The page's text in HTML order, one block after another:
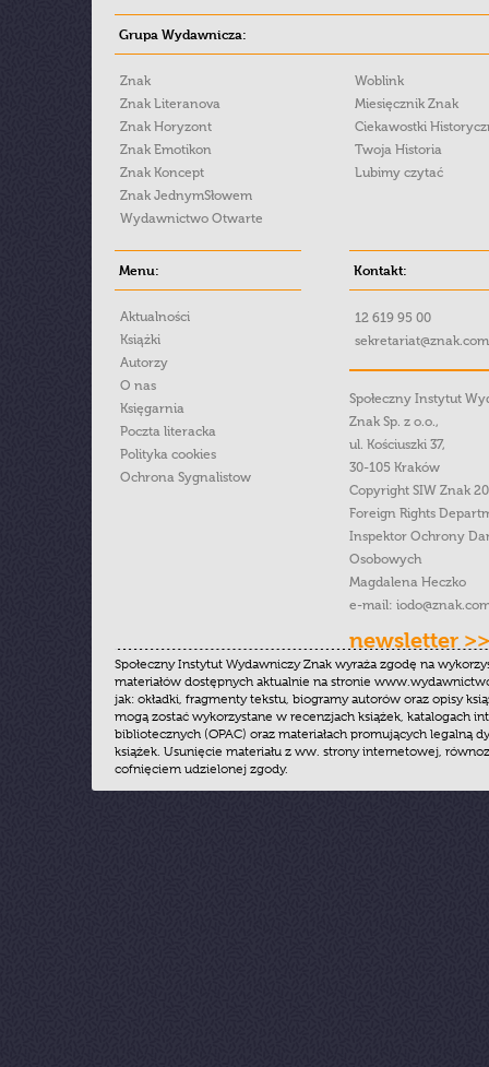
Grupa Wydawnicza:
Znak
Znak Literanova
Znak Horyzont
Znak Emotikon
Znak Koncept
Znak JednymSłowem
Wydawnictwo Otwarte
Woblink
Miesięcznik Znak
Ciekawostki
Twoja Historia
Lubimy czytać
Menu:
Aktualności
Książki
Autorzy
O nas
Księgarnia
Poczta literacka
Polityka cookies
Ochrona Sygnalistow
Kontakt:
12 619 95 00
Społeczny Instytut
Znak Sp. z o.o.,
ul. Kościuszki 37,
30-105 Kraków
Copyright SIW Znak
Foreign Rights
Inspektor Ochrony
Osobowych
Magdalena Heczko
e-mail:
newsletter >>
Społeczny Instytut Wydawniczy Znak wyraża zgodę na
materiałów dostępnych aktualnie na stronie
jak: okładki, fragmenty tekstu, biogramy autorów oraz opisy
mogą zostać wykorzystane w recenzjach książek, katalogach
bibliotecznych (OPAC) oraz materiałach promujących legalną
książek. Usunięcie materiału z ww. strony internetowej,
cofnięciem udzielonej zgody.